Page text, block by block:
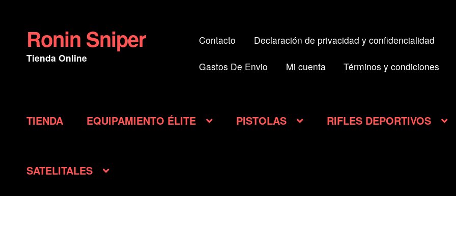
Ir
a
la
Ir
al
contenido
Ronin Sniper
Tienda Online
Contacto Declaración de privacidad y confidencialidad
Gastos De Envio Mi cuenta Términos y condiciones
TIENDA EQUIPAMIENTO ÉLITE PISTOLAS RIFLES DEPORTIVOS
SATELITALES